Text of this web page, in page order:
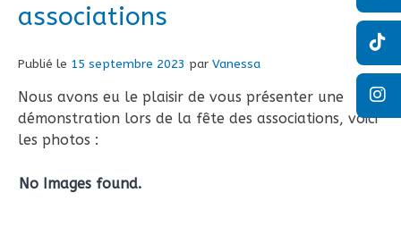
associations
Publié le 15 septembre 2023 par Vanessa
Nous avons eu le plaisir de vous présenter une
démonstration lors de la fête des associations, voici
les photos :
No Images found.